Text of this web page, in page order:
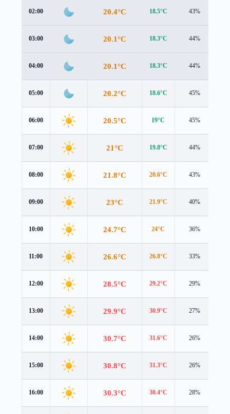
02:00 20.4°C 18.5°C 43%
03:00 20.1°C 18.3°C 44%
04:00 20.1°C 18.3°C 44%
05:00 20.2°C 18.6°C 45%
06:00 20.5°C 19°C 45%
07:00 21°C 19.8°C 44%
08:00 21.8°C 20.6°C 43%
09:00 23°C 21.9°C 40%
10:00 24.7°C 24°C 36%
11:00 26.6°C 26.8°C 33%
12:00 28.5°C 29.2°C 29%
13:00 29.9°C 30.9°C 27%
14:00 30.7°C 31.6°C 26%
15:00 30.8°C 31.3°C 26%
16:00 30.3°C 30.4°C 28%